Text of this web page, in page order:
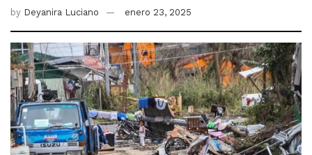
by Deyanira Luciano enero 23, 2025